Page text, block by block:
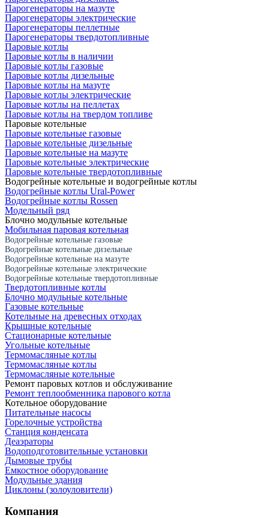
Парогенераторы на мазуте
Парогенераторы электрические
Парогенераторы пеллетные
Парогенераторы твердотопливные
Паровые котлы
Паровые котлы в наличии
Паровые котлы газовые
Паровые котлы дизельные
Паровые котлы на мазуте
Паровые котлы электрические
Паровые котлы на пеллетах
Паровые котлы на твердом топливе
Паровые котельные
Паровые котельные газовые
Паровые котельные дизельные
Паровые котельные на мазуте
Паровые котельные электрические
Паровые котельные твердотопливные
Водогрейные котельные и водогрейные котлы
Водогрейные котлы Ural-Power
Водогрейные котлы Rossen
Модельный ряд
Блочно модульные котельные
Мобильная паровая котельная
Водогрейные котельные газовые
Водогрейные котельные дизельные
Водогрейные котельные на мазуте
Водогрейные котельные электрические
Водогрейные котельные твердотопливные
Твердотопливные котлы
Блочно модульные котельные
Газовые котельные
Котельные на древесных отходах
Крышные котельные
Стационарные котельные
Угольные котельные
Термомасляные котлы
Термомасляные котлы
Термомасляные котельные
Ремонт паровых котлов и обслуживание
Ремонт теплообменника парового котла
Котельное оборудование
Питательные насосы
Горелочные устройства
Станция конденсата
Деаэраторы
Водоподготовительные установки
Дымовые трубы
Емкостное оборудование
Mодульные здания
Циклоны (золоуловители)
Компания